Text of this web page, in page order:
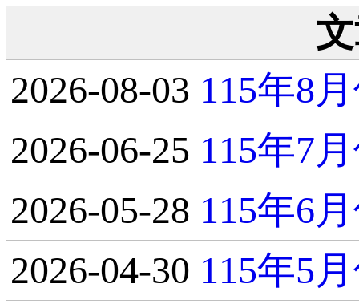
2026-08-03 115年8
2026-06-25 115年7
2026-05-28 115年6
2026-04-30 115年5